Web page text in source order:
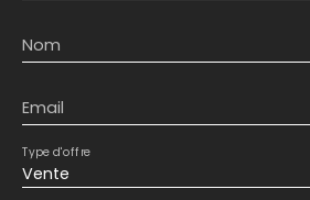
Nom
Email
Vente
Type d'offre